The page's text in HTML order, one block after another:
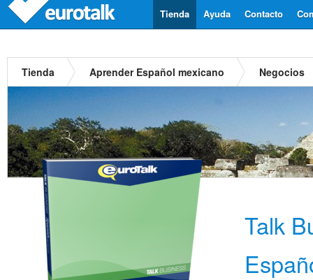
Contacto
Ayuda
Tienda
Tienda Aprender Español mexicano Negocios
Talk